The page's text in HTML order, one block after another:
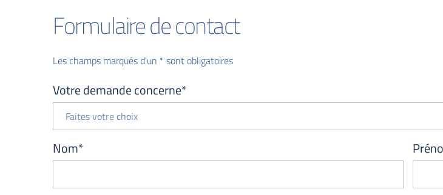
Formulaire de contact
Les champs marqués d'un * sont obligatoires
Votre demande concerne*
Faites votre choix
Nom*